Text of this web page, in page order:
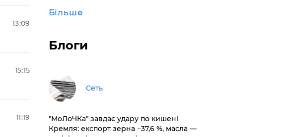
13:09
15:15
11:19
Більше
Блоги
Сеть
​"МоЛоЧКа" завдає удару по кишені
Кремля: експорт зерна −37,6 %, масла —